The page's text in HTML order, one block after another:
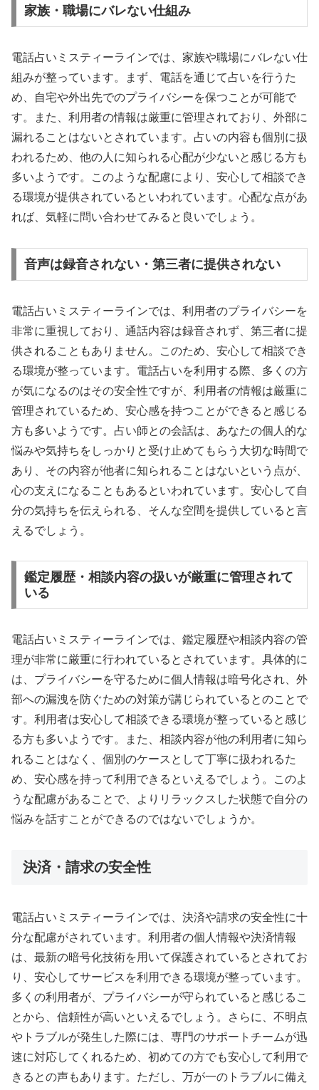
家族・職場にバレない仕組み
電話占いミスティーラインでは、家族や職場にバレない仕
組みが整っています。まず、電話を通じて占いを行うた
め、自宅や外出先でのプライバシーを保つことが可能で
す。また、利用者の情報は厳重に管理されており、外部に
漏れることはないとされています。占いの内容も個別に扱
われるため、他の人に知られる心配が少ないと感じる方も
多いようです。このような配慮により、安心して相談でき
る環境が提供されているといわれています。心配な点があ
れば、気軽に問い合わせてみると良いでしょう。
音声は録音されない・第三者に提供されない
電話占いミスティーラインでは、利用者のプライバシーを
非常に重視しており、通話内容は録音されず、第三者に提
供されることもありません。このため、安心して相談でき
る環境が整っています。電話占いを利用する際、多くの方
が気になるのはその安全性ですが、利用者の情報は厳重に
管理されているため、安心感を持つことができると感じる
方も多いようです。占い師との会話は、あなたの個人的な
悩みや気持ちをしっかりと受け止めてもらう大切な時間で
あり、その内容が他者に知られることはないという点が、
心の支えになることもあるといわれています。安心して自
分の気持ちを伝えられる、そんな空間を提供していると言
えるでしょう。
鑑定履歴・相談内容の扱いが厳重に管理されて
いる
電話占いミスティーラインでは、鑑定履歴や相談内容の管
理が非常に厳重に行われているとされています。具体的に
は、プライバシーを守るために個人情報は暗号化され、外
部への漏洩を防ぐための対策が講じられているとのことで
す。利用者は安心して相談できる環境が整っていると感じ
る方も多いようです。また、相談内容が他の利用者に知ら
れることはなく、個別のケースとして丁寧に扱われるた
め、安心感を持って利用できるといえるでしょう。このよ
うな配慮があることで、よりリラックスした状態で自分の
悩みを話すことができるのではないでしょうか。
決済・請求の安全性
電話占いミスティーラインでは、決済や請求の安全性に十
分な配慮がされています。利用者の個人情報や決済情報
は、最新の暗号化技術を用いて保護されているとされてお
り、安心してサービスを利用できる環境が整っています。
多くの利用者が、プライバシーが守られていると感じるこ
とから、信頼性が高いといえるでしょう。さらに、不明点
やトラブルが発生した際には、専門のサポートチームが迅
速に対応してくれるため、初めての方でも安心して利用で
きるとの声もあります。ただし、万が一のトラブルに備え